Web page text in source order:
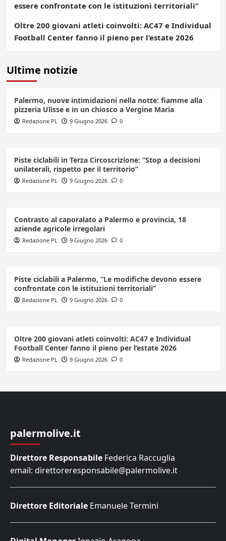
essere confrontate con le istituzioni territoriali”
Oltre 200 giovani atleti coinvolti: AC47 e Individual
Football Center fanno il pieno per l’estate 2026
Ultime notizie
Palermo, nuove intimidazioni nella notte: fiamme alla
pizzeria Ulisse e in un chiosco a Vergine Maria
Redazione PL 9 Giugno 2026 0
Piste ciclabili in Terza Circoscrizione: “Stop a decisioni
unilaterali, rispetto per il territorio”
Redazione PL 9 Giugno 2026 0
Contrasto al caporalato a Palermo e provincia, 18
aziende agricole irregolari
Redazione PL 9 Giugno 2026 0
Piste ciclabili a Palermo, “Le modifiche devono essere
confrontate con le istituzioni territoriali”
Redazione PL 9 Giugno 2026 0
Oltre 200 giovani atleti coinvolti: AC47 e Individual
Football Center fanno il pieno per l’estate 2026
Redazione PL 9 Giugno 2026 0
palermolive.it
Direttore Responsabile Federica Raccuglia
email: direttoreresponsabile@palermolive.it
Direttore Editoriale Emanuele Termini